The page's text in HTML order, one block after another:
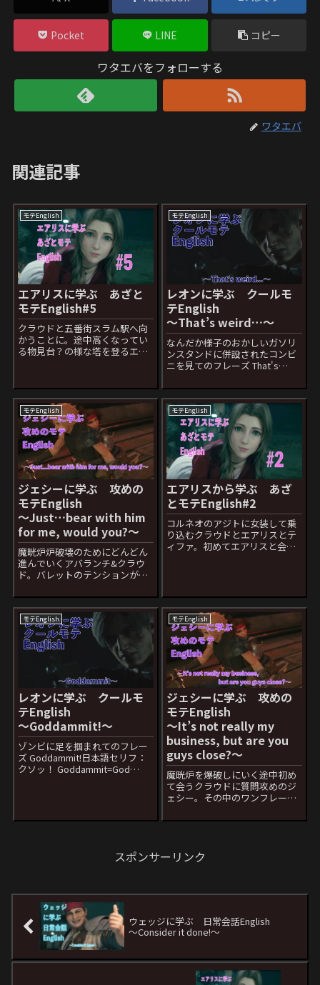
Pocket LINE コピー
ワタエバをフォローする
ワタエバ
関連記事
モテEnglish
エアリスに学ぶ あざと
モテEnglish#5
クラウドと五番街スラム駅へ向
かうことに。途中高くなってい
る物見台？の様な塔を登るエア
worry too much. I’m not some
princess who needs t...
モテEnglish
レオンに学ぶ クールモ
テEnglish
〜That’s weird…〜
なんだか様子のおかしいガソリ
ンスタンドに併設されたコンビ
ニを見てのフレーズ That's
いな Weirdは気味が悪いなと日
本語のセリフではなっています
がどちらかと言うと「なんだか
様子が変だなの」方が英...
モテEnglish
ジェシーに学ぶ 攻めの
モテEnglish
〜Just…bear with him
for me, would you?〜
魔晄炉炉破壊のためにどんどん
進んでいくアバランチ&クラウ
ド。バレットのテンションがど
るクラウドにジェシーが言った
フレーズ Just…bear with him
for me, would you?日本語セリ
フ：う...
モテEnglish
エアリスから学ぶ あざ
とモテEnglish#2
コルネオのアジトに女装して乗
り込むクラウドとエアリスとテ
ィファ。初めてエアリスと会う
Cloud...
モテEnglish
レオンに学ぶ クールモ
テEnglish
〜Goddammit!〜
ゾンビに足を掴まれてのフレー
ズ Goddammit!日本語セリフ：
クソッ！ Goddammit=God
モテEnglish
ジェシーに学ぶ 攻めの
モテEnglish
〜It’s not really my
business, but are you
guys close?〜
魔晄炉を爆破しにいく途中初め
て会うクラウドに質問攻めのジ
ェシー。その中のワンフレーズ
are you guys close?日本語セリ
スポンサーリンク
ウェッジに学ぶ 日常会話English
〜Consider it done!〜